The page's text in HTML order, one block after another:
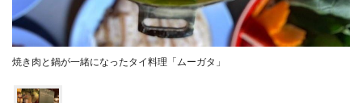
焼き肉と鍋が一緒になったタイ料理「ムーガタ」